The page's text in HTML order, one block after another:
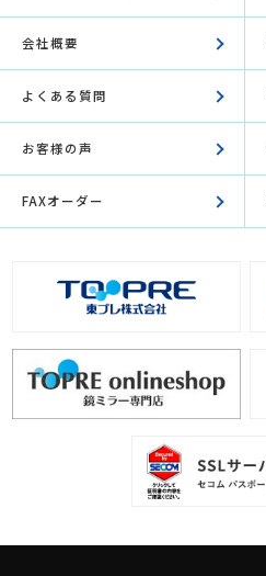
会社概要
よくある質問
お客様の声
FAXオーダー